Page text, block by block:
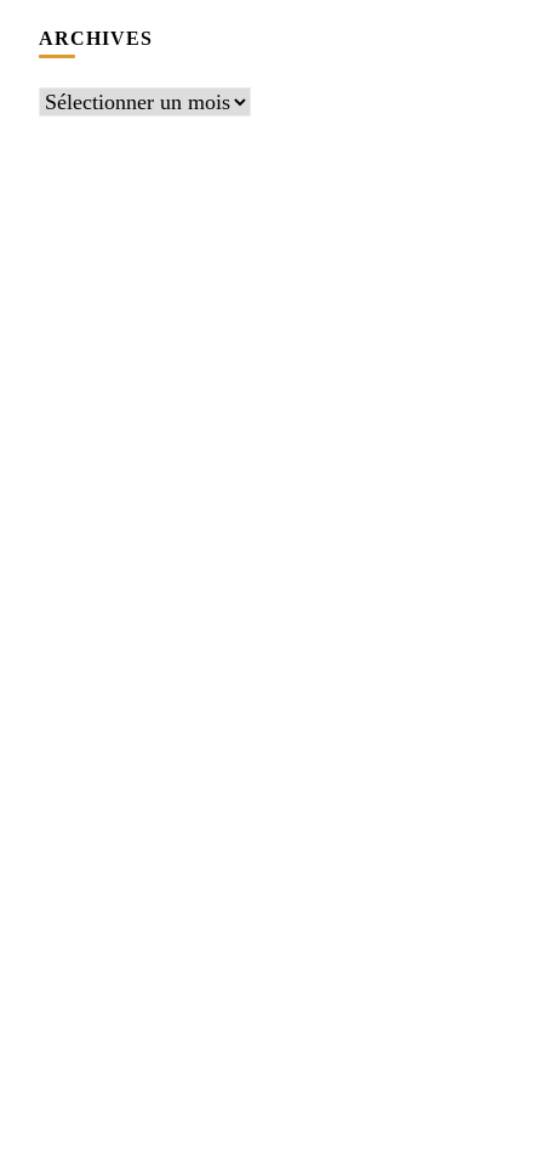
ARCHIVES
Archives